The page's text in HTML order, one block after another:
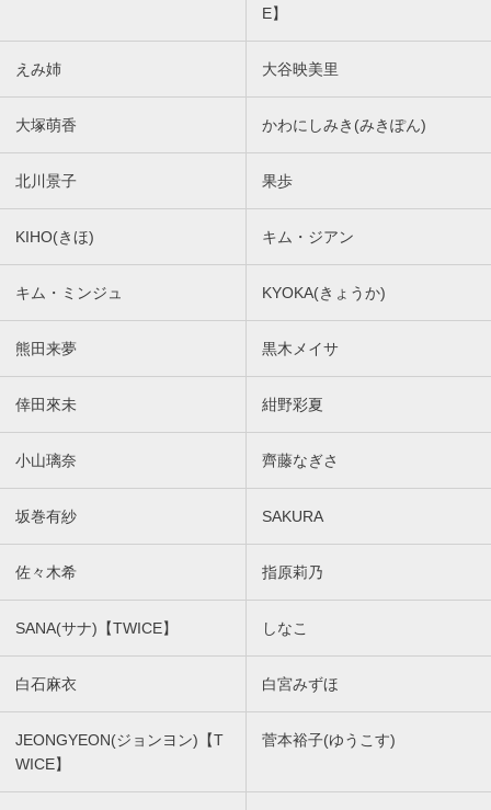
E】
えみ姉 大谷映美里
大塚萌香 かわにしみき(みきぽん)
北川景子 果歩
KIHO(きほ) キム・ジアン
キム・ミンジュ KYOKA(きょうか)
熊田来夢 黒木メイサ
倖田來未 紺野彩夏
小山璃奈 齊藤なぎさ
坂巻有紗 SAKURA
佐々木希 指原莉乃
SANA(サナ)【TWICE】 しなこ
白石麻衣 白宮みずほ
JEONGYEON(ジョンヨン)【T
WICE】
菅本裕子(ゆうこす)